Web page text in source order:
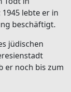
lebte er in
beschäftigt.
jüdischen
er noch bis zum